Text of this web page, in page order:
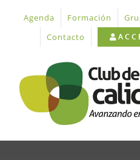
contenido
Agenda Formación
Contacto